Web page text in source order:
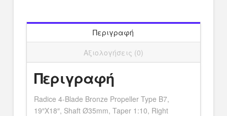
Περιγραφή
Αξιολογήσεις (0)
Περιγραφή
Radice 4-Blade Bronze Propeller Type B7,
19″X18″, Shaft Ø35mm, Taper 1:10, Right